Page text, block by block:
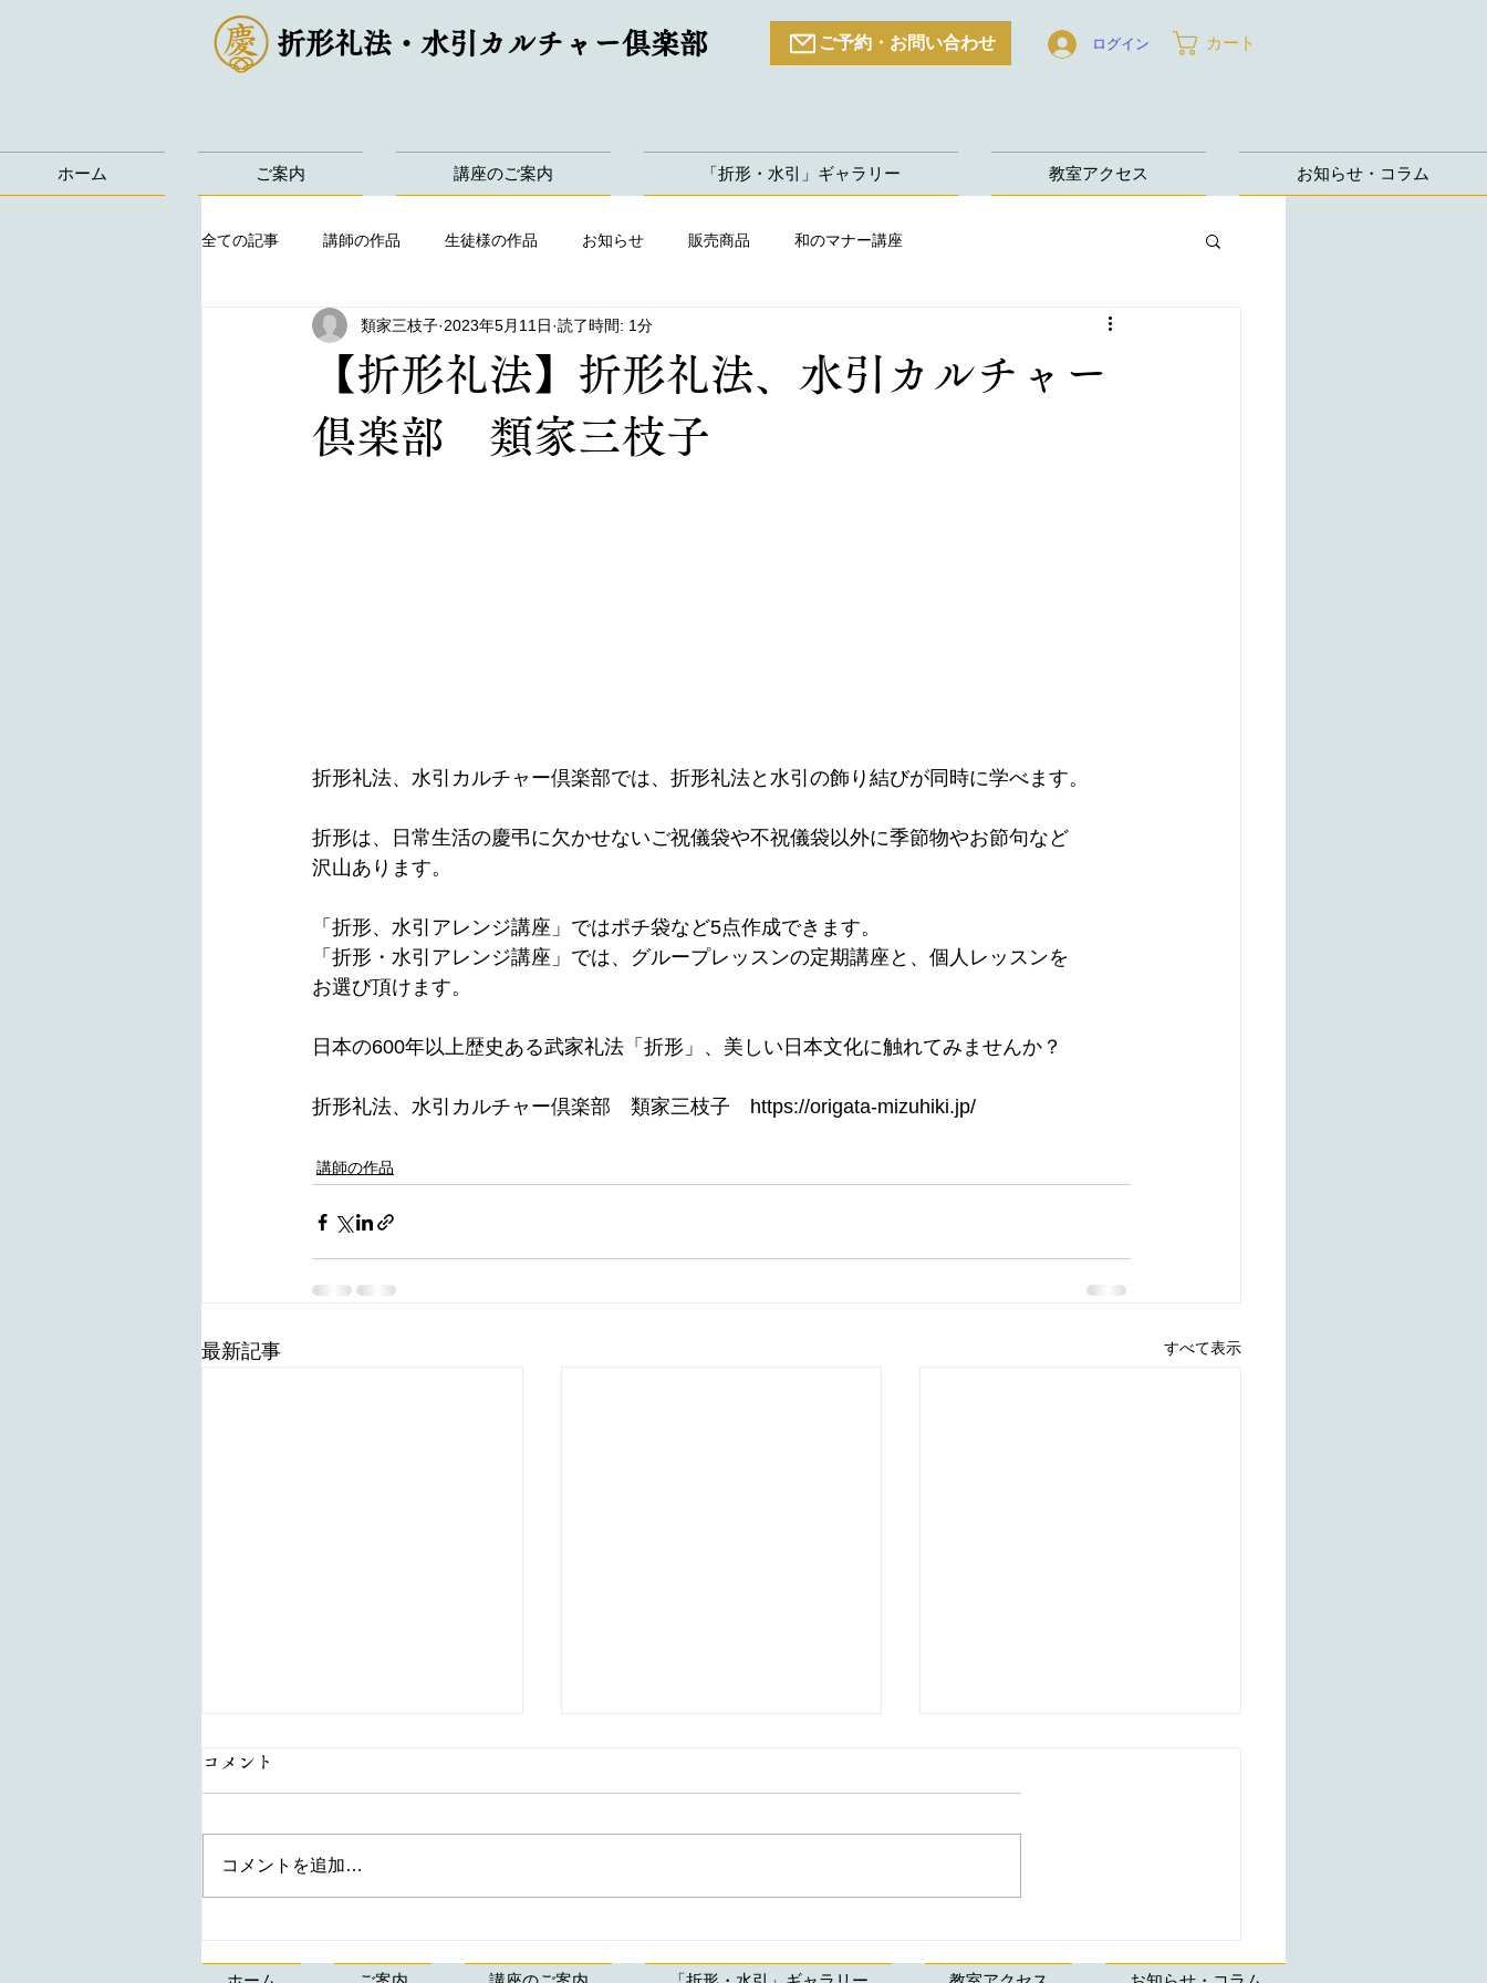
折形礼法・水引カルチャー倶楽部 ご予約・お問い合わせ ログイン カート
ホーム ご案内 講座のご案内 「折形・水引」ギャラリー 教室アクセス お知らせ・コラム
全ての記事 講師の作品 生徒様の作品 お知らせ 販売商品 和のマナー講座
【折形礼法】折形礼法、水引カルチャー
倶楽部 類家三枝子
類家三枝子 2023年5月11日 読了時間: 1分
折形礼法、水引カルチャー倶楽部では、折形礼法と水引の飾り結びが同時に学べます。
折形は、日常生活の慶弔に欠かせないご祝儀袋や不祝儀袋以外に季節物やお節句など
沢山あります。
「折形、水引アレンジ講座」ではポチ袋など5点作成できます。
「折形・水引アレンジ講座」では、グループレッスンの定期講座と、個人レッスンを
お選び頂けます。
日本の600年以上歴史ある武家礼法「折形」、美しい日本文化に触れてみませんか？
折形礼法、水引カルチャー倶楽部　類家三枝子　https://origata-mizuhiki.jp/
講師の作品
最新記事 すべて表示
法、水引カルチャー倶楽部
宿 森本様よりご注文頂いた
タ】都内杉並区 折形礼
コメント
コメントを追加…